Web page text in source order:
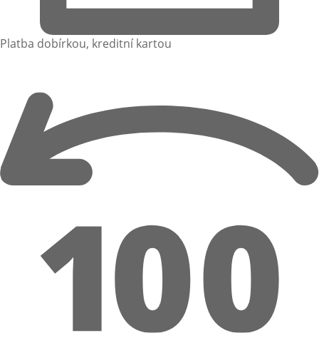
Platba dobírkou, kreditní kartou